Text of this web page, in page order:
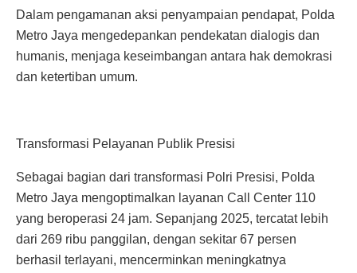
Dalam pengamanan aksi penyampaian pendapat, Polda
Metro Jaya mengedepankan pendekatan dialogis dan
humanis, menjaga keseimbangan antara hak demokrasi
dan ketertiban umum.
Transformasi Pelayanan Publik Presisi
Sebagai bagian dari transformasi Polri Presisi, Polda
Metro Jaya mengoptimalkan layanan Call Center 110
yang beroperasi 24 jam. Sepanjang 2025, tercatat lebih
dari 269 ribu panggilan, dengan sekitar 67 persen
berhasil terlayani, mencerminkan meningkatnya